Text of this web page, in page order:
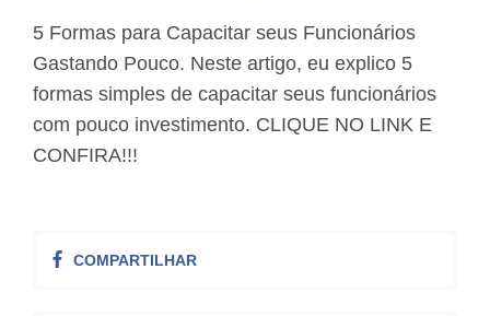
5 Formas para Capacitar seus Funcionários
Gastando Pouco. Neste artigo, eu explico 5
formas simples de capacitar seus funcionários
com pouco investimento. CLIQUE NO LINK E
CONFIRA!!!
COMPARTILHAR